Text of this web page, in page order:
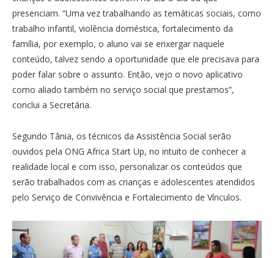
presenciam. “Uma vez trabalhando as temáticas sociais, como
trabalho infantil, violência doméstica, fortalecimento da
família, por exemplo, o aluno vai se enxergar naquele
conteúdo, talvez sendo a oportunidade que ele precisava para
poder falar sobre o assunto. Então, vejo o novo aplicativo
como aliado também no serviço social que prestamos”,
conclui a Secretária.
Segundo Tânia, os técnicos da Assistência Social serão
ouvidos pela ONG Africa Start Up, no intuito de conhecer a
realidade local e com isso, personalizar os conteúdos que
serão trabalhados com as crianças e adolescentes atendidos
pelo Serviço de Convivência e Fortalecimento de Vínculos.